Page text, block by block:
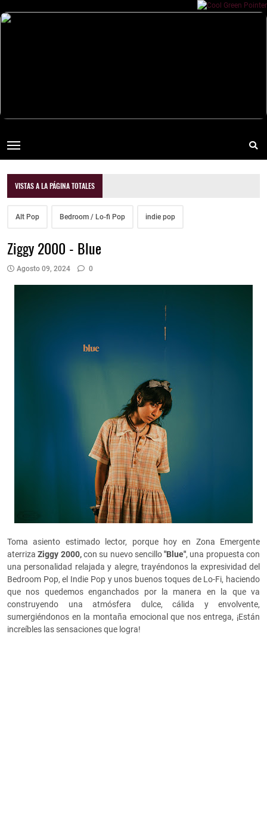
VISTAS A LA PÁGINA TOTALES
Alt Pop Bedroom / Lo-fi Pop indie pop
Ziggy 2000 - Blue
Agosto 09, 2024 0
Toma asiento estimado lector, porque hoy en Zona Emergente
aterrizaZiggy 2000,con su nuevo sencillo"Blue", una propuesta con
una personalidad relajada y alegre, trayéndonos la expresividad del
Bedroom Pop, el Indie Pop y unos buenos toques de Lo-Fi, haciendo
que nos quedemos enganchados por la manera en la que va
construyendo una atmósfera dulce, cálida y envolvente,
sumergiéndonos en la montaña emocional que nos entrega, ¡Están
increíbles las sensaciones que logra!